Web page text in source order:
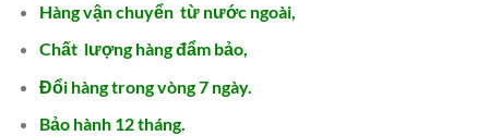
Hàng vận chuyển từ nước ngoài,
Chất lượng hàng đẩm bảo,
Đổi hàng trong vòng 7 ngày.
Bảo hành 12 tháng.